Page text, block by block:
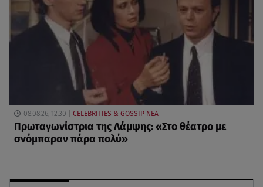
08.08.26, 12:30 CELEBRITIES & GOSSIP ΝΕΑ
Πρωταγωνίστρια της Λάμψης: «Στο θέατρο με
σνόμπαραν πάρα πολύ»